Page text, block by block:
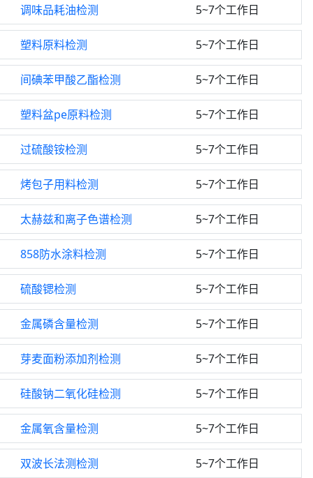
调味品耗油检测 5~7个工作日
塑料原料检测 5~7个工作日
间碘苯甲酸乙酯检测 5~7个工作日
塑料盆pe原料检测 5~7个工作日
过硫酸铵检测 5~7个工作日
烤包子用料检测 5~7个工作日
太赫兹和离子色谱检测 5~7个工作日
858防水涂料检测 5~7个工作日
硫酸锶检测 5~7个工作日
金属磷含量检测 5~7个工作日
芽麦面粉添加剂检测 5~7个工作日
硅酸钠二氧化硅检测 5~7个工作日
金属氧含量检测 5~7个工作日
双波长法测检测 5~7个工作日